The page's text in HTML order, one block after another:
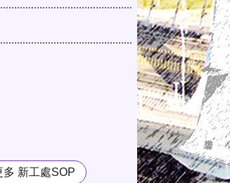
多 新工處SOP